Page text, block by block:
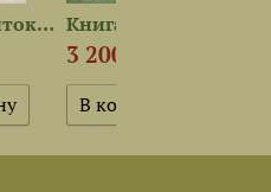
Набор ниток OwlForest для...
3 200 ₽